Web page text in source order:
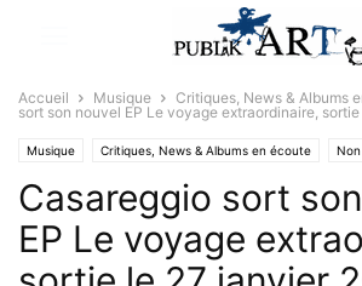
Accueil Musique Critiques, News & Albums
sort son nouvel EP Le voyage extraordinaire,
Musique Critiques, News & Albums en écoute
Casareggio sort
EP Le voyage